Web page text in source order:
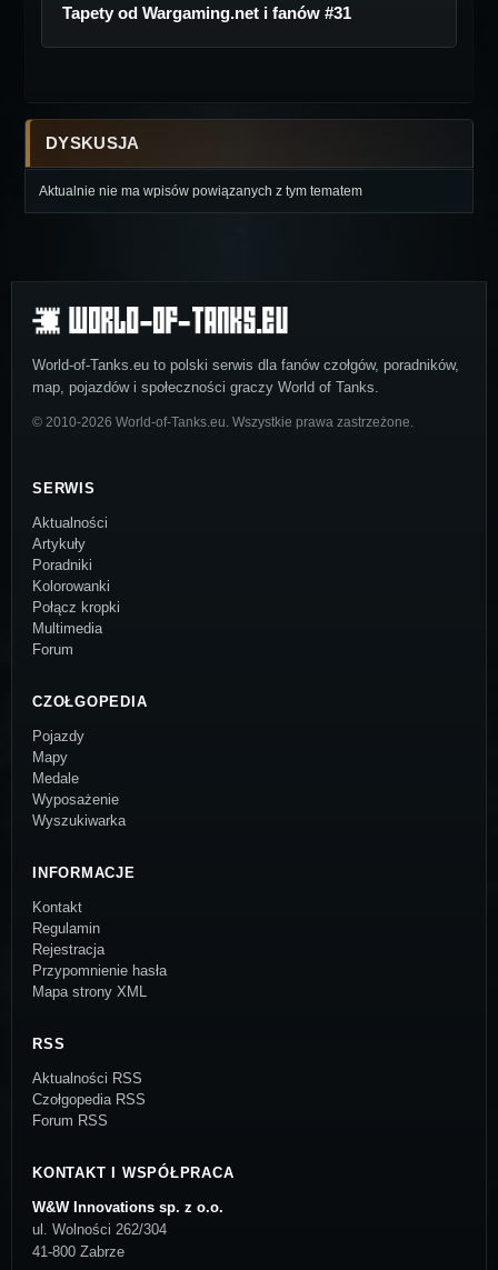
Tapety od Wargaming.net i fanów #31
DYSKUSJA
Aktualnie nie ma wpisów powiązanych z tym tematem
World-of-Tanks.eu to polski serwis dla fanów czołgów, poradników,
map, pojazdów i społeczności graczy World of Tanks.
© 2010-2026 World-of-Tanks.eu. Wszystkie prawa zastrzeżone.
SERWIS
Aktualności
Artykuły
Poradniki
Kolorowanki
Połącz kropki
Multimedia
Forum
CZOŁGOPEDIA
Pojazdy
Mapy
Medale
Wyposażenie
Wyszukiwarka
INFORMACJE
Kontakt
Regulamin
Rejestracja
Przypomnienie hasła
Mapa strony XML
RSS
Aktualności RSS
Czołgopedia RSS
Forum RSS
KONTAKT I WSPÓŁPRACA
W&W Innovations sp. z o.o.
ul. Wolności 262/304
41-800 Zabrze